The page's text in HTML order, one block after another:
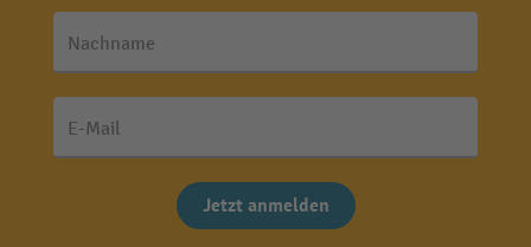
Nachname
E-Mail
Jetzt anmelden